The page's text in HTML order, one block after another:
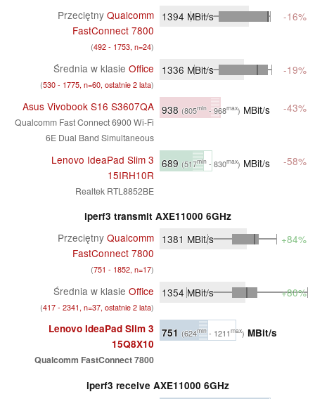
Przeciętny Qualcomm
FastConnect 7800
(492 - 1753, n=24)
1394 MBit/s -16%
Średnia w klasie Office
(530 - 1775, n=60, ostatnie 2 lata)
1336 MBit/s -19%
Asus Vivobook S16 S3607QA
Qualcomm Fast Connect 6900 Wi-Fi
6E Dual Band Simultaneous
938 (805min - 968max) MBit/s -43%
Lenovo IdeaPad Slim 3
15IRH10R
Realtek RTL8852BE
689 (517min - 830max) MBit/s -58%
iperf3 transmit AXE11000 6GHz
Przeciętny Qualcomm
FastConnect 7800
(751 - 1852, n=17)
1381 MBit/s +84%
Średnia w klasie Office
(417 - 2341, n=37, ostatnie 2 lata)
1354 MBit/s +80%
Lenovo IdeaPad Slim 3
15Q8X10
Qualcomm FastConnect 7800
751 (624min- 1211max) MBit/s
iperf3 receive AXE11000 6GHz